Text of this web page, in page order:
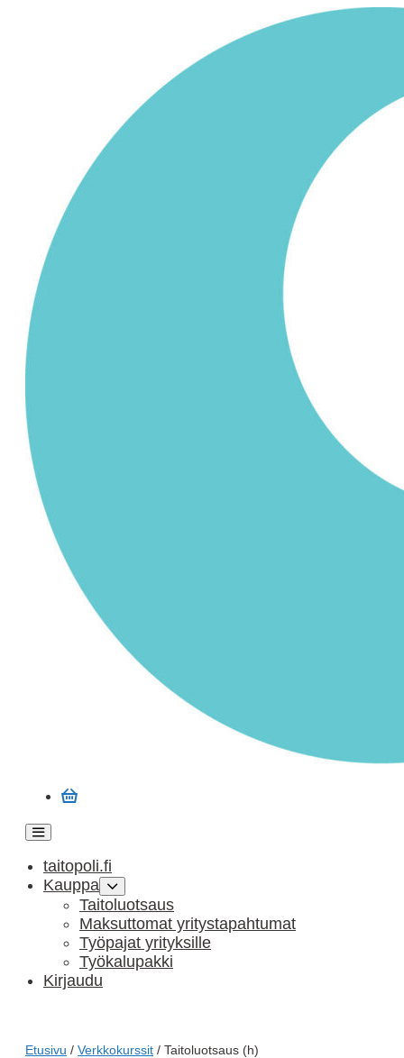
Ostoskori
Näytä/piilota
taitopoli.fi
Kauppa Näytä/piilota
valikkomenu
Taitoluotsaus
Maksuttomat yritystapahtumat
Työpajat yrityksille
Työkalupakki
Kirjaudu
Etusivu / Verkkokurssit / Taitoluotsaus (h)